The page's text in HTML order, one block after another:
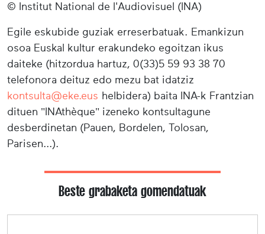
© Institut National de l'Audiovisuel (INA)
Egile eskubide guziak erreserbatuak. Emankizun
osoa Euskal kultur erakundeko egoitzan ikus
daiteke (hitzordua hartuz, 0(33)5 59 93 38 70
telefonora deituz edo mezu bat idatziz
kontsulta@eke.eus helbidera) baita INA-k Frantzian
dituen "INAthèque" izeneko kontsultagune
desberdinetan (Pauen, Bordelen, Tolosan,
Parisen...).
Beste grabaketa gomendatuak